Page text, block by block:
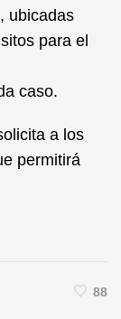
, ubicadas
para el
caso.
a los
permitirá
88